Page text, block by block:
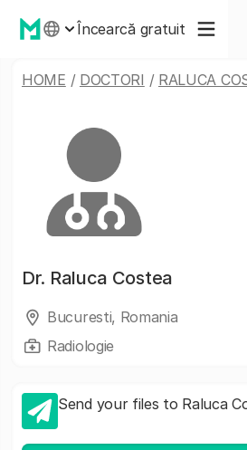
Încearcă gratuit
HOME / DOCTORI / RALUCA
Dr. Raluca Costea
Bucuresti, Romania
Radiologie
Send your files to Raluca